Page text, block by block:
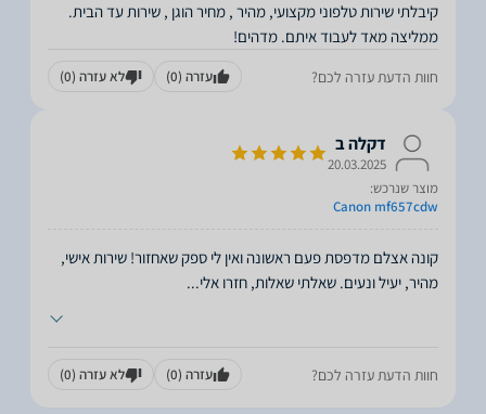
קיבלתי שירות טלפוני מקצועי, מהיר , מחיר הוגן , שירות עד הבית.
ממליצה מאד לעבוד איתם. מדהים!
חוות הדעת עזרה לכם? עזרה (0) לא עזרה (0)
דקלה ב
20.03.2025
מוצר שנרכש:
Canon mf657cdw
קונה אצלם מדפסת פעם ראשונה ואין לי ספק שאחזור! שירות אישי,
מהיר, יעיל ונעים. שאלתי שאלות, חזרו אלי...
חוות הדעת עזרה לכם? עזרה (0) לא עזרה (0)